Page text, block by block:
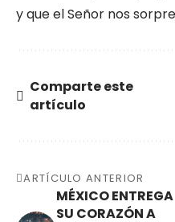
y que el Señor nos
Comparte este
artículo
ARTÍCULO ANTERIOR
MÉXICO ENTREGA
SU CORAZÓN A